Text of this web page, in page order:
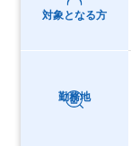
対象となる方
勤務地